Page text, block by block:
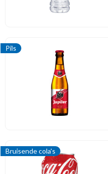
Pils
Bruisende cola's